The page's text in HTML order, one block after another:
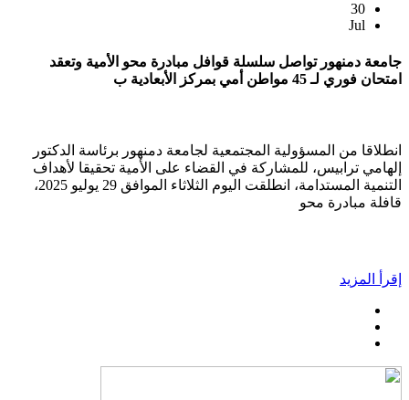
30
Jul
جامعة دمنهور تواصل سلسلة قوافل مبادرة محو الأمية وتعقد
امتحان فوري لـ 45 مواطن أمي بمركز الأبعادية ب
انطلاقا من المسؤولية المجتمعية لجامعة دمنهور برئاسة الدكتور
إلهامي ترابيس، للمشاركة في القضاء على الأمية تحقيقا لأهداف
التنمية المستدامة، انطلقت اليوم الثلاثاء الموافق 29 يوليو 2025،
قافلة مبادرة محو
إقرأ المزيد